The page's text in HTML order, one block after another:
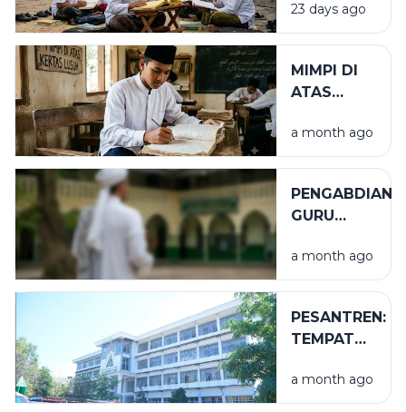
BARAKAH
23 days ago
MIMPI DI
ATAS
LUSUH
a month ago
PENGABDIAN
GURU
a month ago
PESANTREN:
TEMPAT
YANG TAK
TERLIHAT
a month ago